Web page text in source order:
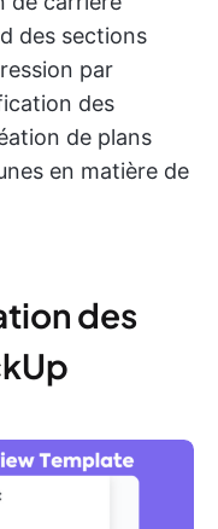
des sections
par
des
de plans
en matière de
des